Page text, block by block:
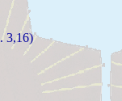
3,16)